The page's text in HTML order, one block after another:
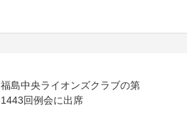
福島中央ライオンズクラブの第
1443回例会に出席